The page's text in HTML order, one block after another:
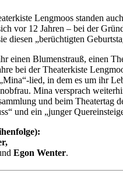
Lengmoos standen
vor 12 Jahren – bei der
diesen „berüchtigten
einen Blumenstrauß, einen
bei der Theaterkiste
lied, in dem es um ihr
Mina versprach
und beim Theatertag
und ein „junger
Egon Wenter.